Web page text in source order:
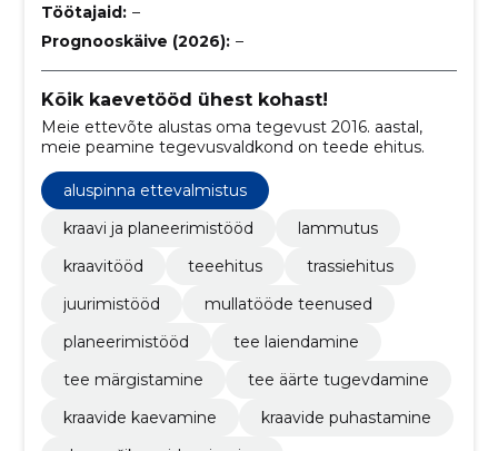
Töötajaid: –
Prognooskäive (2026): –
Kõik kaevetööd ühest kohast!
Meie ettevõte alustas oma tegevust 2016. aastal,
meie peamine tegevusvaldkond on teede ehitus.
aluspinna ettevalmistus
kraavi ja planeerimistööd
lammutus
kraavitööd
teeehitus
trassiehitus
juurimistööd
mullatööde teenused
planeerimistööd
tee laiendamine
tee märgistamine
tee äärte tugevdamine
kraavide kaevamine
kraavide puhastamine